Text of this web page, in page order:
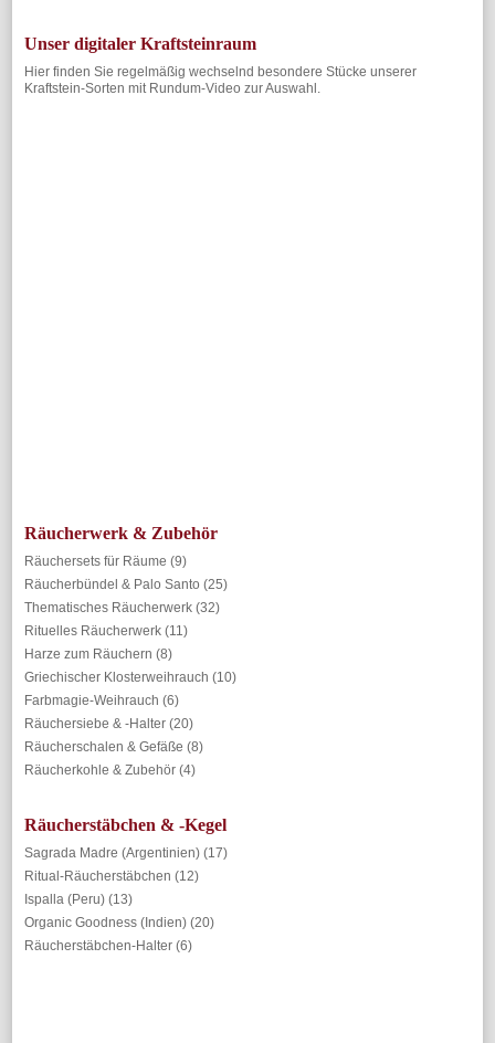
Unser digitaler Kraftsteinraum
Hier finden Sie regelmäßig wechselnd besondere Stücke unserer
Kraftstein-Sorten mit Rundum-Video zur Auswahl.
Räucherwerk & Zubehör
Räuchersets für Räume (9)
Räucherbündel & Palo Santo (25)
Thematisches Räucherwerk(32)
Rituelles Räucherwerk(11)
Harze zum Räuchern (8)
Griechischer Klosterweihrauch (10)
Farbmagie-Weihrauch (6)
Räuchersiebe & -Halter(20)
Räucherschalen & Gefäße (8)
Räucherkohle & Zubehör(4)
Räucherstäbchen & -Kegel
Sagrada Madre (Argentinien)(17)
Ritual-Räucherstäbchen (12)
Ispalla (Peru)(13)
Organic Goodness (Indien) (20)
Räucherstäbchen-Halter(6)